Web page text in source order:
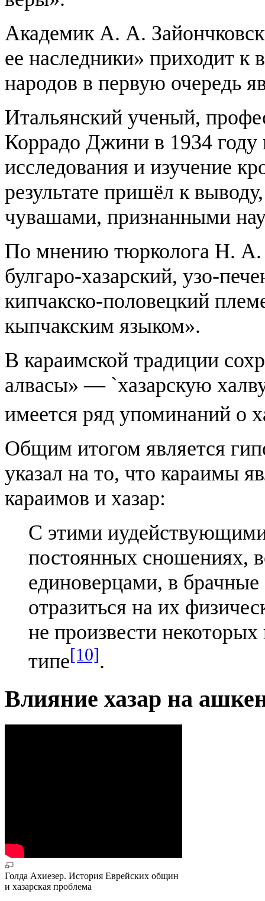
Академик А. А.
ее наследники» приходит к
народов в первую очередь
Итальянский ученый,
Коррадо Джини в 1934 году
исследования и изучение
результате пришёл к
чувашами, признанными
По мнению тюрколога Н. А.
булгаро-хазарский, узо-
кипчакско-половецкий
кыпчакским языком».
В караимской традиции
алвасы» — `хазарскую
имеется ряд упоминаний о
Общим итогом является
указал на то, что караимы
караимов и хазар:
С этими
постоянных сношениях,
единоверцами, в
отразиться на их
не произвести
типе[10].
Влияние хазар на
Голда Ахиезер. История Еврейских общин
и хазарская проблема